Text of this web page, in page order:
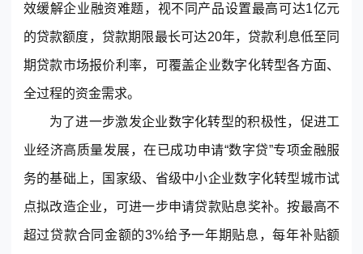
18929299059
(每天：8:00 — 22:00 全年无休)
© 2013-2023 scrm.com All Rights Reserved
效缓解企业融资难题，视不同产品设置最高可达1亿元
的贷款额度，贷款期限最长可达20年，贷款利息低至同
期贷款市场报价利率，可覆盖企业数字化转型各方面、
全过程的资金需求。
为了进一步激发企业数字化转型的积极性，促进工
业经济高质量发展，在已成功申请“数字贷”专项金融服
务的基础上，国家级、省级中小企业数字化转型城市试
点拟改造企业，可进一步申请贷款贴息奖补。按最高不
超过贷款合同金额的3%给予一年期贴息，每年补贴额